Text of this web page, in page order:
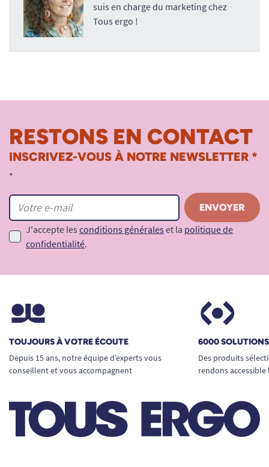
suis en charge du marketing chez
Tous ergo !
RESTONS EN CONTACT
INSCRIVEZ-VOUS À NOTRE NEWSLETTER *
*
J'accepte les conditions générales et la politique de
confidentialité.
TOUJOURS À VOTRE ÉCOUTE
Depuis 15 ans, notre équipe d’experts vous
conseillent et vous accompagnent
6000
Des produits
rendons